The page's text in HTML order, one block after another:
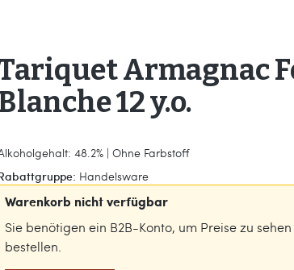
Armagnac
12 y.o.
48.2% | Ohne Farbstoff
Handelsware
Warenkorb nicht verfügbar
Sie benötigen ein B2B-Konto, um Preise zu
bestellen.